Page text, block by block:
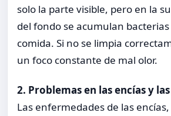
solo la parte visible, pero en la
del fondo se acumulan
comida. Si no se limpia
un foco constante de mal olor.
2. Problemas en las encías y
Las enfermedades de las